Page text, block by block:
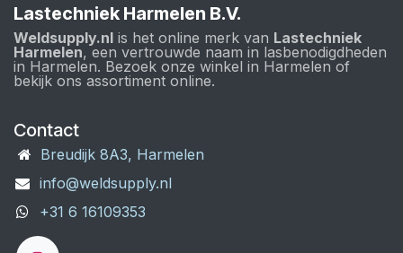
Lastechniek Harmelen B.V.
Weldsupply.nl is het online merk van Lastechniek
Harmelen, een vertrouwde naam in lasbenodigdheden
in Harmelen. Bezoek onze winkel in Harmelen of
bekijk ons assortiment online.
Contact
Breudijk 8A3, Harmelen
info@weldsupply.nl
+31 6 16109353